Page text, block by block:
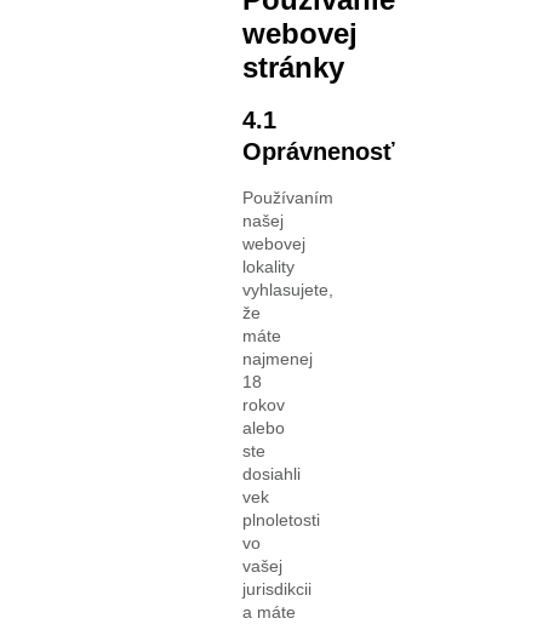
webovej
stránky
4.1
Oprávnenosť
Používaním
našej
webovej
lokality
vyhlasujete,
že
máte
najmenej
18
rokov
alebo
ste
dosiahli
vek
plnoletosti
vo
vašej
jurisdikcii
a máte